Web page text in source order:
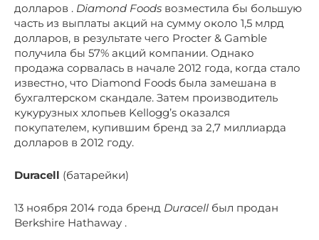
долларов . Diamond Foods возместила бы большую
часть из выплаты акций на сумму около 1,5 млрд
долларов, в результате чего Procter & Gamble
получила бы 57% акций компании. Однако
продажа сорвалась в начале 2012 года, когда стало
известно, что Diamond Foods была замешана в
бухгалтерском скандале. Затем производитель
кукурузных хлопьев Kellogg’s оказался
покупателем, купившим бренд за 2,7 миллиарда
долларов в 2012 году.
Duracell (батарейки)
13 ноября 2014 года бренд Duracell был продан
Berkshire Hathaway .